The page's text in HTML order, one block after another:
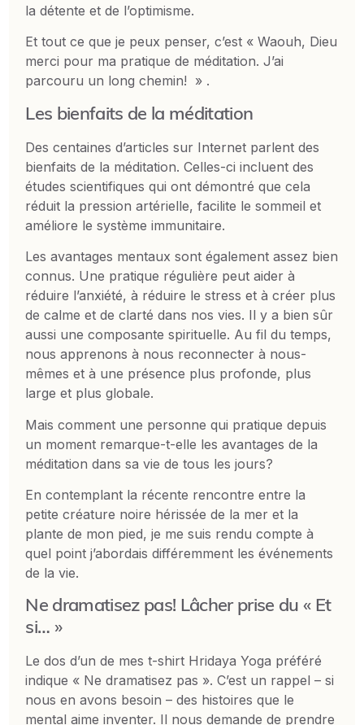
la détente et de l’optimisme.
Et tout ce que je peux penser, c’est « Waouh, Dieu
merci pour ma pratique de méditation. J’ai
parcouru un long chemin! » .
Les bienfaits de la méditation
Des centaines d’articles sur Internet parlent des
bienfaits de la méditation. Celles-ci incluent des
études scientifiques qui ont démontré que cela
réduit la pression artérielle, facilite le sommeil et
améliore le système immunitaire.
Les avantages mentaux sont également assez bien
connus. Une pratique régulière peut aider à
réduire l’anxiété, à réduire le stress et à créer plus
de calme et de clarté dans nos vies. Il y a bien sûr
aussi une composante spirituelle. Au fil du temps,
nous apprenons à nous reconnecter à nous-
mêmes et à une présence plus profonde, plus
large et plus globale.
Mais comment une personne qui pratique depuis
un moment remarque-t-elle les avantages de la
méditation dans sa vie de tous les jours?
En contemplant la récente rencontre entre la
petite créature noire hérissée de la mer et la
plante de mon pied, je me suis rendu compte à
quel point j’abordais différemment les événements
de la vie.
Ne dramatisez pas! Lâcher prise du « Et
si… »
Le dos d’un de mes t-shirt Hridaya Yoga préféré
indique « Ne dramatisez pas ». C’est un rappel – si
nous en avons besoin – des histoires que le
mental aime inventer. Il nous demande de prendre